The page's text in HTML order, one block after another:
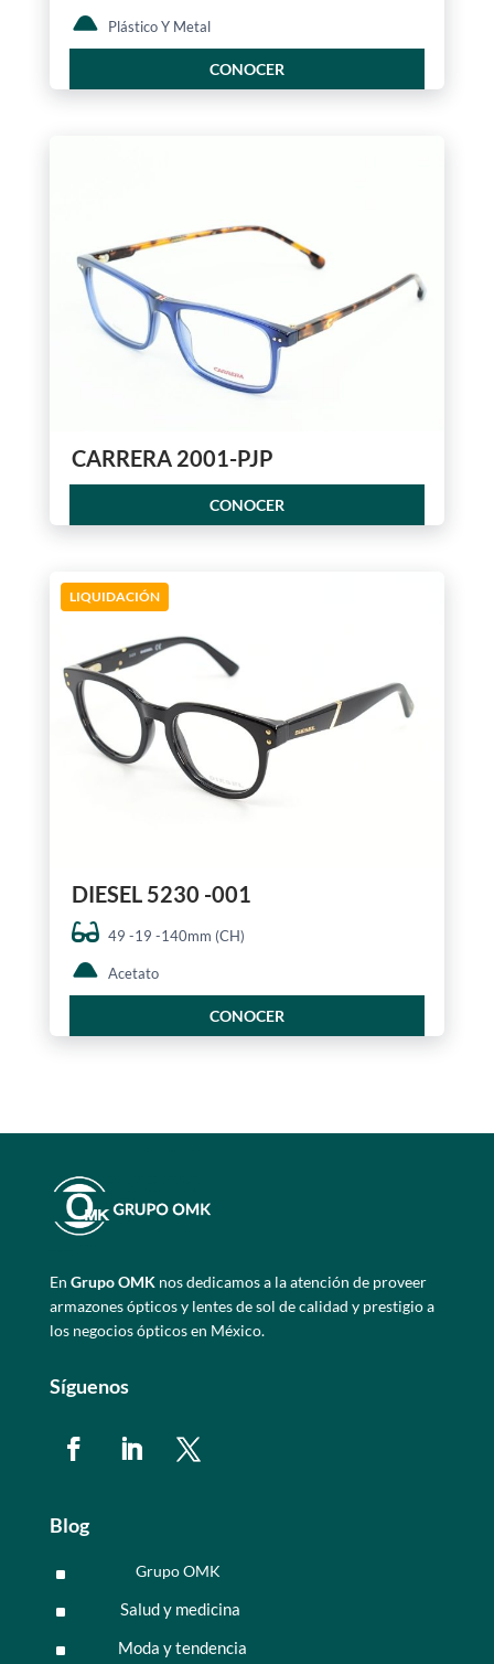
Plástico Y Metal
CONOCER
CARRERA 2001-PJP
CONOCER
LIQUIDACIÓN
DIESEL 5230 -001
49 -19 -140mm (CH)
Acetato
CONOCER
En Grupo OMKnos dedicamos a la atención de proveer
armazones ópticos y lentes de sol de calidad y prestigio a
los negocios ópticos en México.
Síguenos
Blog
^ Grupo OMK
^ Salud y medicina
^ Moda y tendencia